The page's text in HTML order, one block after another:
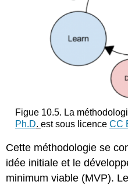
Figue 10.5. La
Ph.D. est sous licence CC
Cette méthodologie se
idée initiale et le
minimum viable (MVP).